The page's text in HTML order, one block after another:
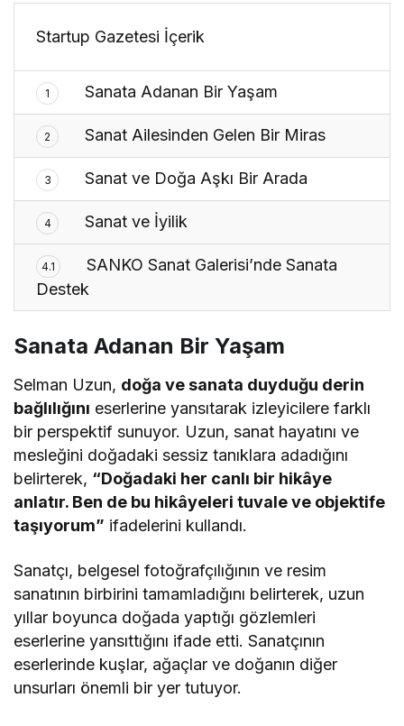
Startup Gazetesi İçerik
1 Sanata Adanan Bir Yaşam
2 Sanat Ailesinden Gelen Bir Miras
3 Sanat ve Doğa Aşkı Bir Arada
4 Sanat ve İyilik
4.1
SANKO Sanat Galerisi’nde Sanata
Destek
Sanata Adanan Bir Yaşam
Selman Uzun, doğa ve sanata duyduğu derin
bağlılığını eserlerine yansıtarak izleyicilere farklı
bir perspektif sunuyor. Uzun, sanat hayatını ve
mesleğini doğadaki sessiz tanıklara adadığını
belirterek, “Doğadaki her canlı bir hikâye
anlatır. Ben de bu hikâyeleri tuvale ve objektife
taşıyorum” ifadelerini kullandı.
Sanatçı, belgesel fotoğrafçılığının ve resim
sanatının birbirini tamamladığını belirterek, uzun
yıllar boyunca doğada yaptığı gözlemleri
eserlerine yansıttığını ifade etti. Sanatçının
eserlerinde kuşlar, ağaçlar ve doğanın diğer
unsurları önemli bir yer tutuyor.